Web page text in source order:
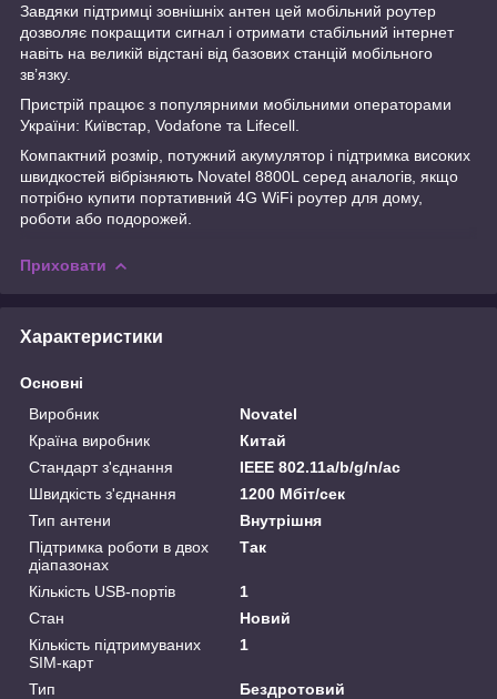
Завдяки підтримці зовнішніх антен цей мобільний роутер
дозволяє покращити сигнал і отримати стабільний інтернет
навіть на великій відстані від базових станцій мобільного
зв’язку.
Пристрій працює з популярними мобільними операторами
України: Київстар, Vodafone та Lifecell.
Компактний розмір, потужний акумулятор і підтримка високих
швидкостей вібрізняють Novatel 8800L серед аналогів, якщо
потрібно купити портативний 4G WiFi роутер для дому,
роботи або подорожей.
Приховати
Характеристики
Основні
Виробник
Novatel
Країна виробник
Китай
Стандарт з'єднання
IEEE 802.11а/b/g/n/ас
Швидкість з'єднання
1200 Мбіт/сек
Тип антени
Внутрішня
Підтримка роботи в двох
діапазонах
Так
Кількість USB-портів
1
Стан
Новий
Кількість підтримуваних
SIM-карт
1
Тип
Бездротовий